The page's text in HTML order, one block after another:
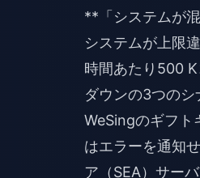
**「システムが
システムが上限
時間あたり500
ダウンの3つのシ
WeSingのギフト
はエラーを通知
ア（SEA）サー